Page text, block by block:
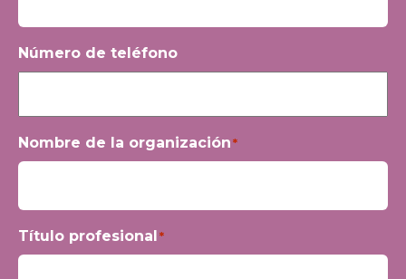
Número de teléfono
Nombre de la organización*
Título profesional *